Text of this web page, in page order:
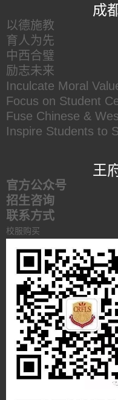
成
以德施教
育人为先
中西合璧
励志未来
Inculcate Moral
Focus on Student
Fuse Chinese &
Inspire Students to
王
官方公众号
招生咨询
联系方式
校服购买